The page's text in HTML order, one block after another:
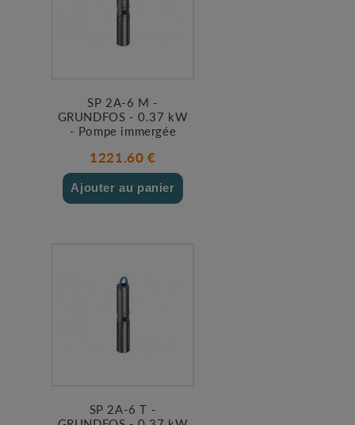
SP 2A-6 M -
GRUNDFOS - 0.37 kW
- Pompe immergée
1221.60 €
Ajouter au panier
SP 2A-6 T -